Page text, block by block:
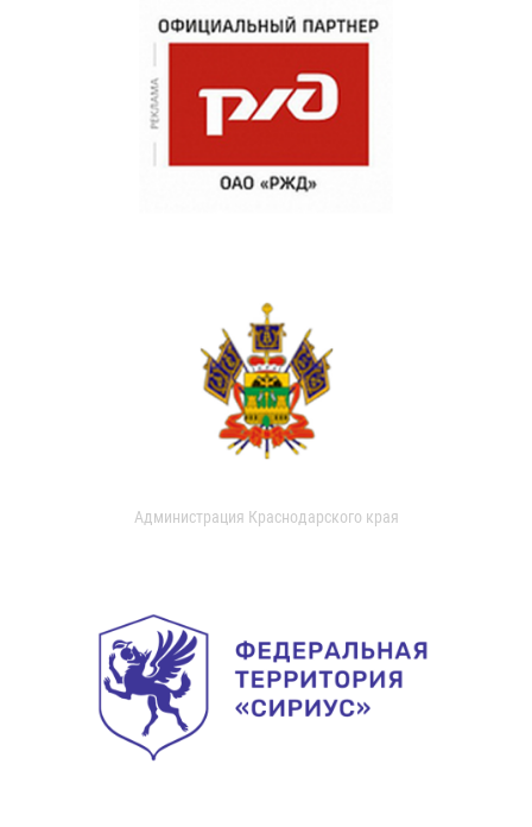
Администрация Краснодарского края